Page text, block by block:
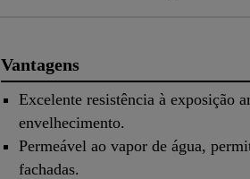
Vantagens
Excelente resistência à exposição
envelhecimento.
Permeável ao vapor de água,
fachadas.